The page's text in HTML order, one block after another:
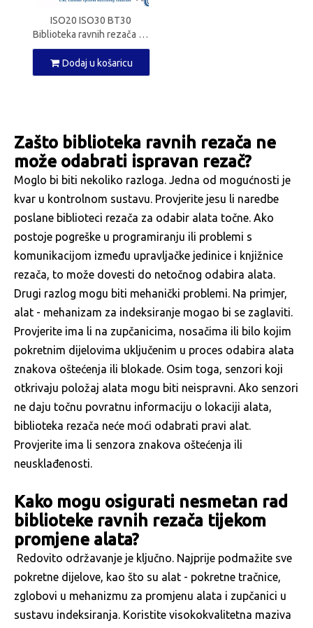
ISO20 ISO30 BT30
Biblioteka ravnih rezača za
ATC vretenasti motor
Dodaj u košaricu
Zašto biblioteka ravnih rezača ne
može odabrati ispravan rezač?
Moglo bi biti nekoliko razloga. Jedna od mogućnosti je
kvar u kontrolnom sustavu. Provjerite jesu li naredbe
poslane biblioteci rezača za odabir alata točne. Ako
postoje pogreške u programiranju ili problemi s
komunikacijom između upravljačke jedinice i knjižnice
rezača, to može dovesti do netočnog odabira alata.
Drugi razlog mogu biti mehanički problemi. Na primjer,
alat - mehanizam za indeksiranje mogao bi se zaglaviti.
Provjerite ima li na zupčanicima, nosačima ili bilo kojim
pokretnim dijelovima uključenim u proces odabira alata
znakova oštećenja ili blokade. Osim toga, senzori koji
otkrivaju položaj alata mogu biti neispravni. Ako senzori
ne daju točnu povratnu informaciju o lokaciji alata,
biblioteka rezača neće moći odabrati pravi alat.
Provjerite ima li senzora znakova oštećenja ili
neusklađenosti.
Kako mogu osigurati nesmetan rad
biblioteke ravnih rezača tijekom
promjene alata?
Redovito održavanje je ključno. Najprije podmažite sve
pokretne dijelove, kao što su alat - pokretne tračnice,
zglobovi u mehanizmu za promjenu alata i zupčanici u
sustavu indeksiranja. Koristite visokokvalitetna maziva